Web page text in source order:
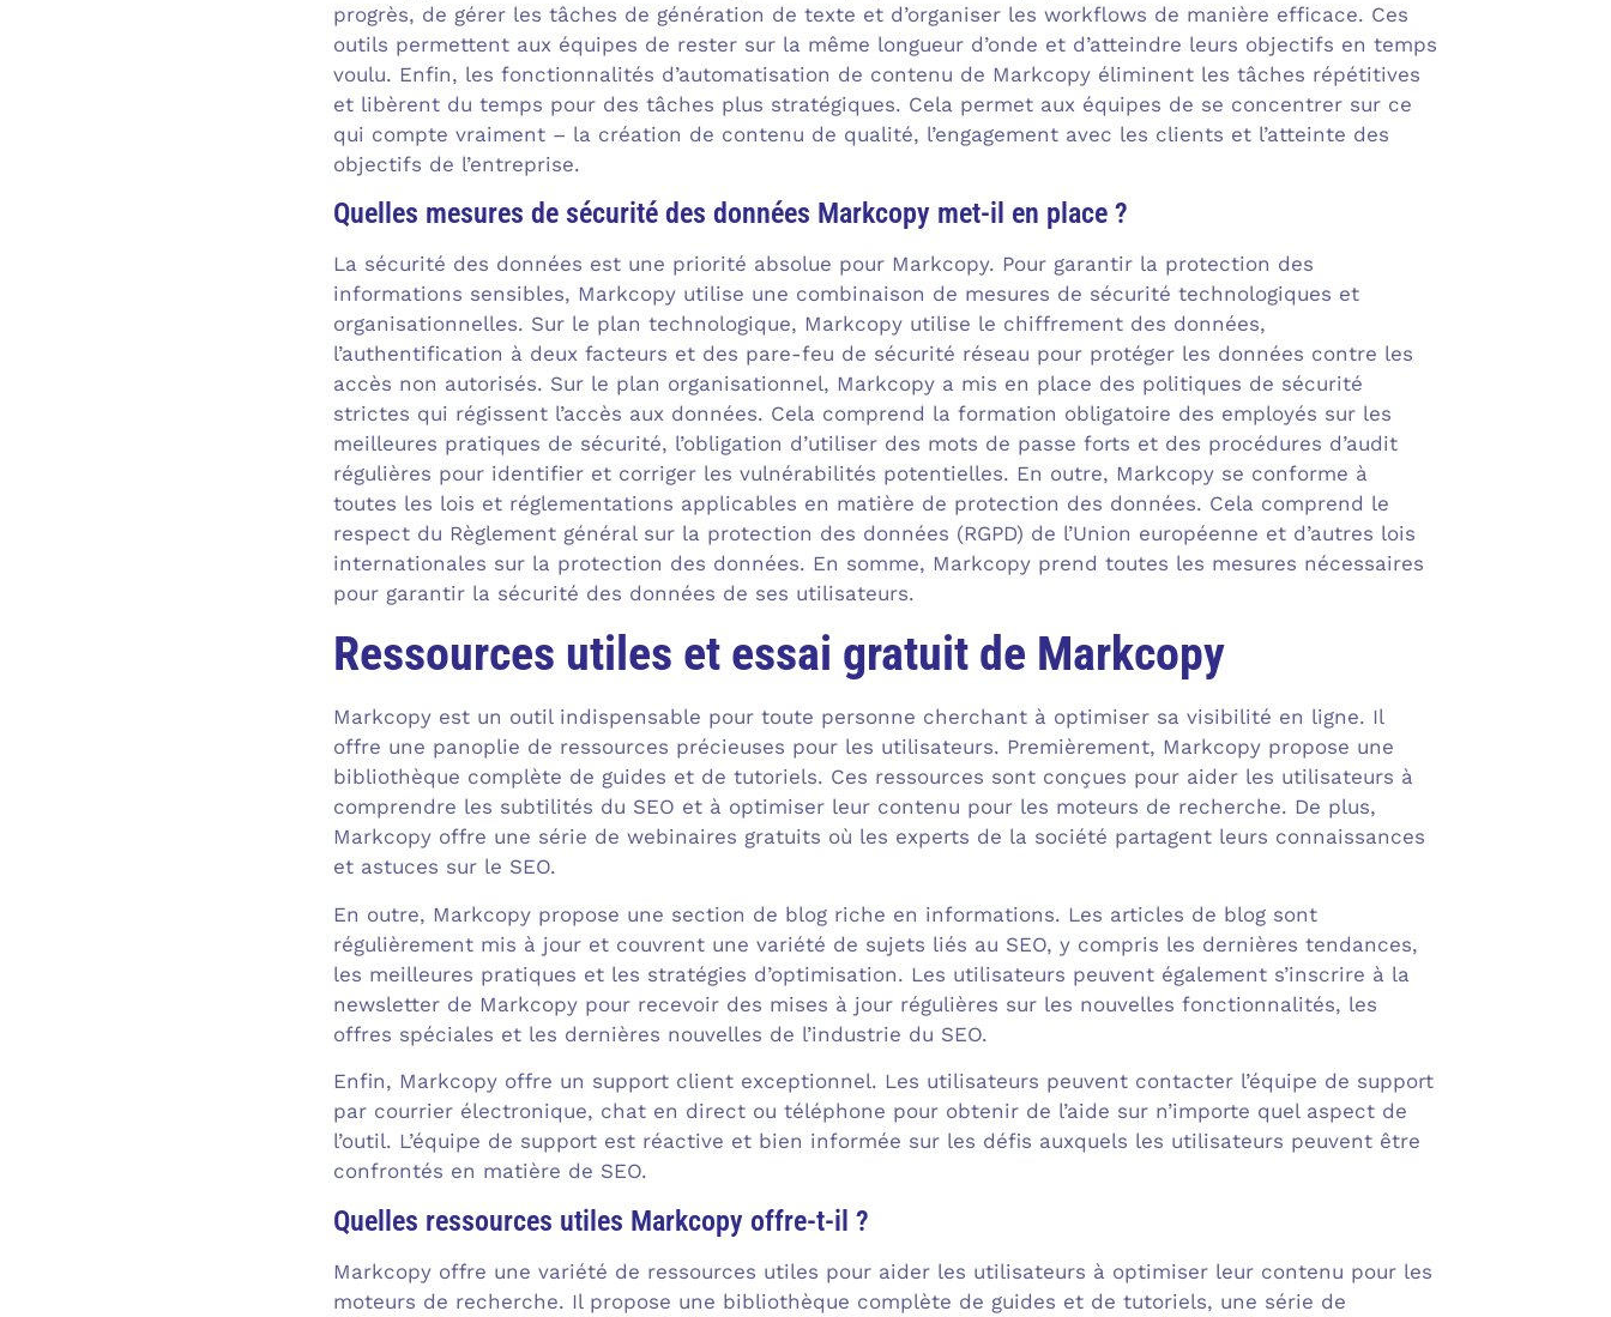
progrès, de gérer les tâches de génération de texte et d’organiser les workflows de manière efficace. Ces
outils permettent aux équipes de rester sur la même longueur d’onde et d’atteindre leurs objectifs en temps
voulu. Enfin, les fonctionnalités d’automatisation de contenu de Markcopy éliminent les tâches répétitives
et libèrent du temps pour des tâches plus stratégiques. Cela permet aux équipes de se concentrer sur ce
qui compte vraiment – la création de contenu de qualité, l’engagement avec les clients et l’atteinte des
objectifs de l’entreprise.
Quelles mesures de sécurité des données Markcopy met-il en place ?
La sécurité des données est une priorité absolue pour Markcopy. Pour garantir la protection des
informations sensibles, Markcopy utilise une combinaison de mesures de sécurité technologiques et
organisationnelles. Sur le plan technologique, Markcopy utilise le chiffrement des données,
l’authentification à deux facteurs et des pare-feu de sécurité réseau pour protéger les données contre les
accès non autorisés. Sur le plan organisationnel, Markcopy a mis en place des politiques de sécurité
strictes qui régissent l’accès aux données. Cela comprend la formation obligatoire des employés sur les
meilleures pratiques de sécurité, l’obligation d’utiliser des mots de passe forts et des procédures d’audit
régulières pour identifier et corriger les vulnérabilités potentielles. En outre, Markcopy se conforme à
toutes les lois et réglementations applicables en matière de protection des données. Cela comprend le
respect du Règlement général sur la protection des données (RGPD) de l’Union européenne et d’autres lois
internationales sur la protection des données. En somme, Markcopy prend toutes les mesures nécessaires
pour garantir la sécurité des données de ses utilisateurs.
Ressources utiles et essai gratuit de Markcopy
Markcopy est un outil indispensable pour toute personne cherchant à optimiser sa visibilité en ligne. Il
offre une panoplie de ressources précieuses pour les utilisateurs. Premièrement, Markcopy propose une
bibliothèque complète de guides et de tutoriels. Ces ressources sont conçues pour aider les utilisateurs à
comprendre les subtilités du SEO et à optimiser leur contenu pour les moteurs de recherche. De plus,
Markcopy offre une série de webinaires gratuits où les experts de la société partagent leurs connaissances
et astuces sur le SEO.
En outre, Markcopy propose une section de blog riche en informations. Les articles de blog sont
régulièrement mis à jour et couvrent une variété de sujets liés au SEO, y compris les dernières tendances,
les meilleures pratiques et les stratégies d’optimisation. Les utilisateurs peuvent également s’inscrire à la
newsletter de Markcopy pour recevoir des mises à jour régulières sur les nouvelles fonctionnalités, les
offres spéciales et les dernières nouvelles de l’industrie du SEO.
Enfin, Markcopy offre un support client exceptionnel. Les utilisateurs peuvent contacter l’équipe de support
par courrier électronique, chat en direct ou téléphone pour obtenir de l’aide sur n’importe quel aspect de
l’outil. L’équipe de support est réactive et bien informée sur les défis auxquels les utilisateurs peuvent être
confrontés en matière de SEO.
Quelles ressources utiles Markcopy offre-t-il ?
Markcopy offre une variété de ressources utiles pour aider les utilisateurs à optimiser leur contenu pour les
moteurs de recherche. Il propose une bibliothèque complète de guides et de tutoriels, une série de